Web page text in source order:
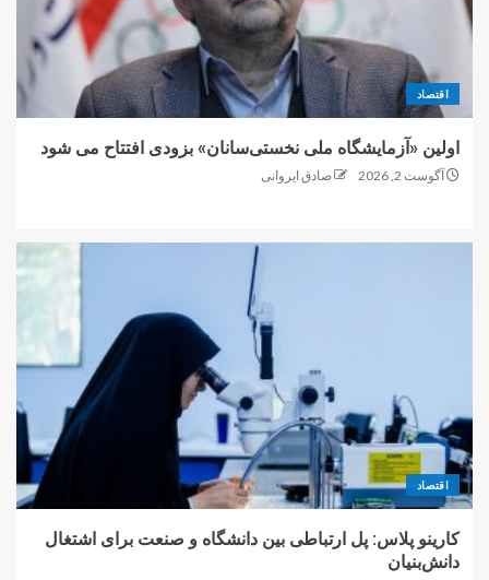
اقتصاد
اولین «آزمایشگاه ملی نخستی‌سانان» بزودی افتتاح می شود
آگوست 2, 2026 صادق ایروانی
اقتصاد
کارینو پلاس: پل ارتباطی بین دانشگاه و صنعت برای اشتغال
دانش‌بنیان